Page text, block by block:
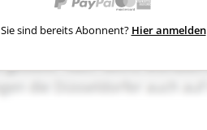
Sie sind bereits Abonnent? Hier anmelden